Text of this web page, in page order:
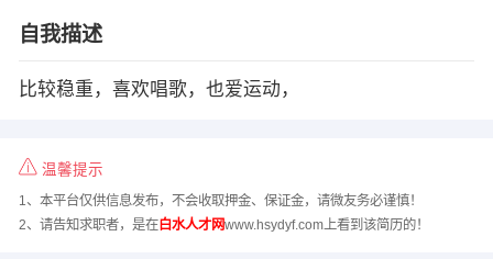
自我描述
比较稳重，喜欢唱歌，也爱运动，
温馨提示
1、本平台仅供信息发布，不会收取押金、保证金，请微友务必谨慎！
2、请告知求职者，是在白水人才网www.hsydyf.com上看到该简历的！